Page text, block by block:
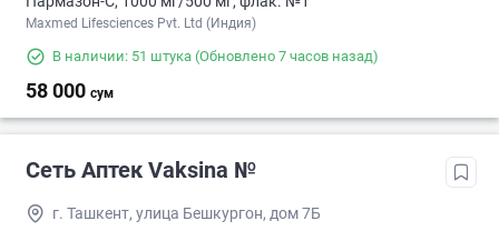
Maxmed Lifesciences Pvt. Ltd (Индия)
В наличии: 51 штука (Обновлено 7 часов назад)
58 000 сум
Сеть Аптек Vaksina №
г. Ташкент, улица Бешкургон, дом 7Б